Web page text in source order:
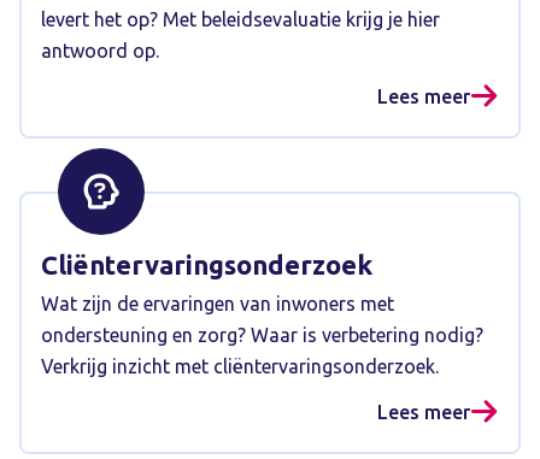
levert het op? Met beleidsevaluatie krijg je hier
antwoord op.
Lees meer
Cliëntervaringsonderzoek
Wat zijn de ervaringen van inwoners met
ondersteuning en zorg? Waar is verbetering nodig?
Verkrijg inzicht met cliëntervaringsonderzoek.
Lees meer